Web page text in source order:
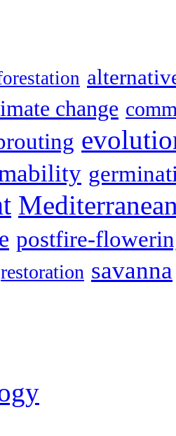
change
postfire-
restoration savanna